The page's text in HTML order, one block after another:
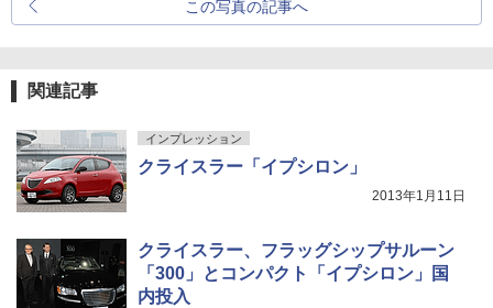
この写真の記事へ
関連記事
インプレッション
クライスラー「イプシロン」
2013年1月11日
クライスラー、フラッグシップサルーン
「300」とコンパクト「イプシロン」国
内投入